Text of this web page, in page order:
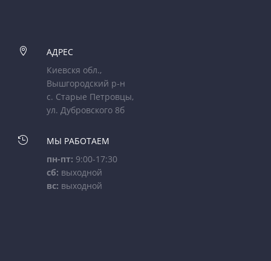

АДРЕС
Киевскя обл.,
Вышгородский р-н
с. Старые Петровцы,
ул. Дубровского 8б

МЫ РАБОТАЕМ
пн-пт: 9:00-17:30
сб: выходной
вс: выходной